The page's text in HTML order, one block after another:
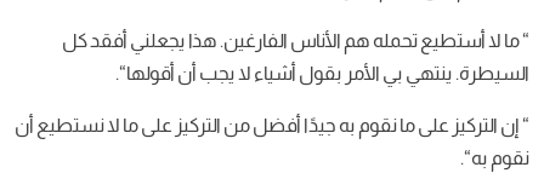
همالأناسالفارغين .هذايجعلنيأفقدكل
الأمربقولأشياء لا يجب أنأقولها“.
بهجيدًا أفضل منالتركيزعلىمالا نستطيعأن